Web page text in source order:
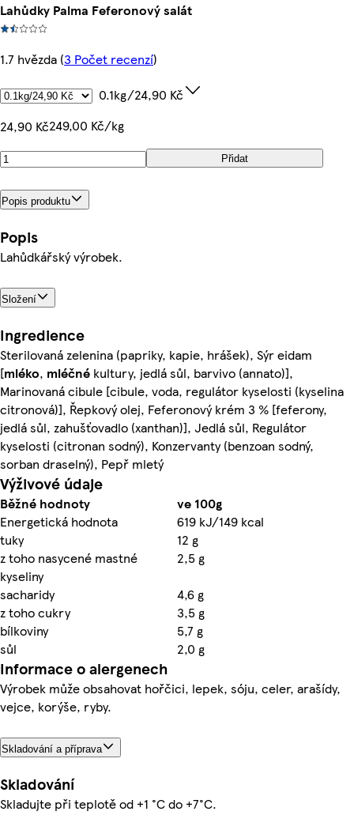
Lahůdky Palma Feferonový salát
1.7 hvězda (3 Počet recenzí)
0.1kg/24,90 Kč
24,90 Kč249,00 Kč/kg
Přidat
Popis produktu
Popis
Lahůdkářský výrobek.
Složení
Ingredience
Sterilovaná zelenina (papriky, kapie, hrášek), Sýr eidam
[mléko, mléčné kultury, jedlá sůl, barvivo (annato)],
Marinovaná cibule [cibule, voda, regulátor kyselosti (kyselina
citronová)], Řepkový olej, Feferonový krém 3 % [feferony,
jedlá sůl, zahušťovadlo (xanthan)], Jedlá sůl, Regulátor
kyselosti (citronan sodný), Konzervanty (benzoan sodný,
sorban draselný), Pepř mletý
Výživové údaje
Běžné hodnoty
ve 100g
Energetická hodnota
619 kJ/149 kcal
tuky
12 g
z toho nasycené mastné
kyseliny
2,5 g
sacharidy
4,6 g
z toho cukry
3,5 g
bílkoviny
5,7 g
sůl
2,0 g
Informace o alergenech
Výrobek může obsahovat hořčici, lepek, sóju, celer, arašídy,
vejce, korýše, ryby.
Skladování a příprava
Skladování
Skladujte při teplotě od +1 °C do +7°C.